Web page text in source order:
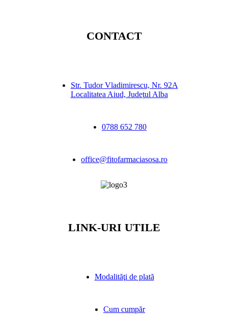
CONTACT
Str. Tudor Vladimirescu, Nr. 92A
Localitatea Aiud, Judeţul Alba
0788 652 780
office@fitofarmaciasosa.ro
LINK-URI UTILE
Modalităţi de plată
Cum cumpăr